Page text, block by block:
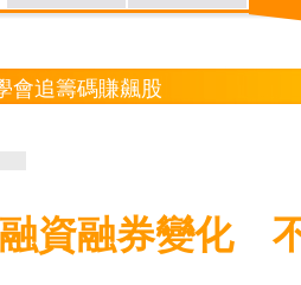
會追籌碼賺飆股
資融券變化